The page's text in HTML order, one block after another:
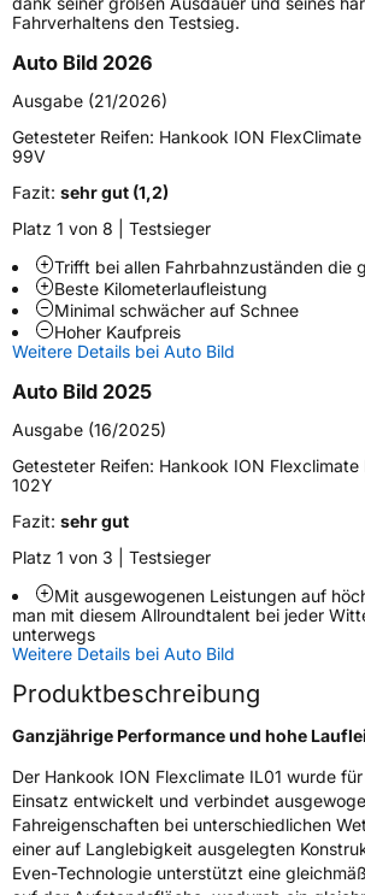
Gewicht (in kg)11,415 kg
Generelle Merkmale
FahrzeugtypPKW
VerwendungGanzjahresreifen
Modellname
ION Flexclimate IL01
FahrzeugartPKW & SUV
Weitere Eigenschaften
SchlauchtypTL
ZustandNeureifen
Verstärkt
Felgenschutz MFS
ElektroJa
EU Label
EffizienzC
NasshaftungB
Rollgeräusch (Klasse) B
Fahrverhaltens den Testsieg.
Auto Bild 2026
Ausgabe (21/2026)
Getesteter Reifen: Hankook ION FlexClimate
99V
Fazit: sehr gut (1,2)
Platz 1 von 8 | Testsieger
Trifft bei allen Fahrbahnzuständen die
Beste Kilometerlaufleistung
Minimal schwächer auf Schnee
Hoher Kaufpreis
Weitere Details bei Auto Bild
Auto Bild 2025
Ausgabe (16/2025)
Getesteter Reifen: Hankook ION Flexclimate
102Y
Fazit: sehr gut
Platz 1 von 3 | Testsieger
Mit ausgewogenen Leistungen auf
man mit diesem Allroundtalent bei jeder
unterwegs
Weitere Details bei Auto Bild
Produktbeschreibung
Ganzjährige Performance und hohe
Der Hankook ION Flexclimate IL01 wurde
Einsatz entwickelt und verbindet
Fahreigenschaften bei unterschiedlichen
einer auf Langlebigkeit ausgelegten
Even-Technologie unterstützt eine